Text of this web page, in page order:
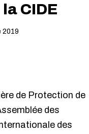
CIDE
2019
de Protection de
des
des